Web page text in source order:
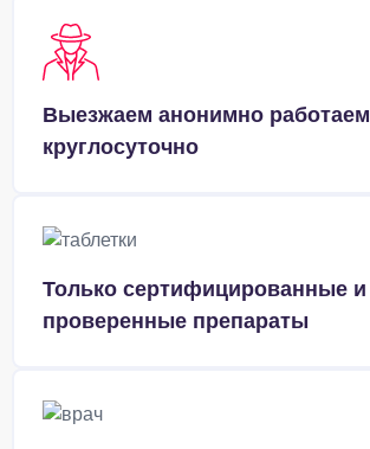
Выезжаем анонимно работаем
круглосуточно
Только сертифицированные и
проверенные препараты